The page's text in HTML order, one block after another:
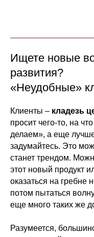
Ищете новые
развития?
«Неудобные»
Клиенты – кладезь
просит чего-то, на
делаем», а еще лучше
задумайтесь. Это
станет трендом.
этот новый продукт
оказаться на гребне
потом пытаться
еще много таких же
Разумеется,